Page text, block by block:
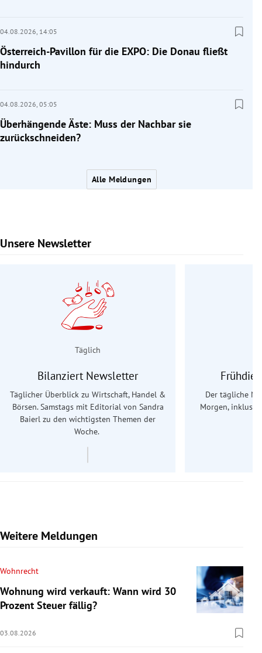
04.08.2026, 14:05
Österreich-Pavillon für die EXPO: Die Donau fließt
hindurch
04.08.2026, 05:05
Überhängende Äste: Muss der Nachbar sie
zurückschneiden?
Alle Meldungen
Unsere Newsletter
Slide 1 von 9
Täglich
Bilanziert Newsletter
Täglicher Überblick zu Wirtschaft, Handel &
Börsen. Samstags mit Editorial von Sandra
Baierl zu den wichtigsten Themen der
Woche.
Der tägliche
Morgen,
Weitere Meldungen
Wohnrecht
Wohnung wird verkauft: Wann wird 30
Prozent Steuer fällig?
03.08.2026